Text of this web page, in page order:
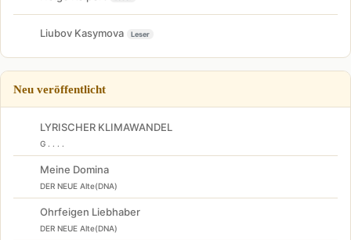
Liubov Kasymova Leser
Neu veröffentlicht
LYRISCHER KLIMAWANDEL
G . . . .
Meine Domina
DER NEUE Alte(DNA)
Ohrfeigen Liebhaber
DER NEUE Alte(DNA)